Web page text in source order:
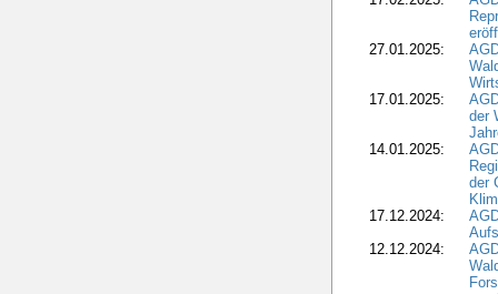
27.01.2025:
17.01.2025:
der
14.01.2025:
der
17.12.2024:
12.12.2024: